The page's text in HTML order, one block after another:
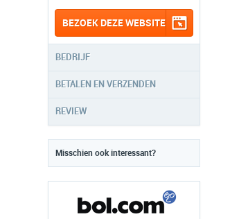
BEZOEK DEZE WEBSITE
BEDRIJF
BETALEN EN VERZENDEN
REVIEW
Misschien ook interessant?